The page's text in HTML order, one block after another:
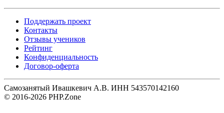
Поддержать проект
Контакты
Отзывы учеников
Рейтинг
Конфиденциальность
Договор-оферта
Самозанятый Ивашкевич А.В. ИНН 543570142160
© 2016-2026 PHP.Zone